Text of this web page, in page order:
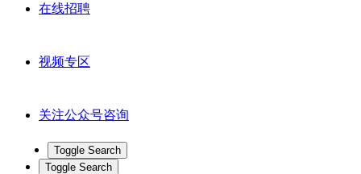
在线招聘
视频专区
关注公众号咨询
Toggle Search
Toggle Search